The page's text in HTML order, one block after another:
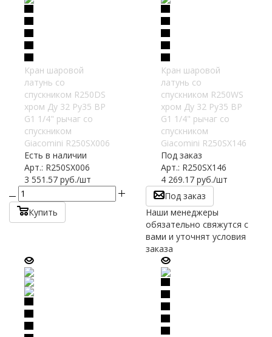
Кран шаровой
латунь со
спускником R250DS
хром Ду 32 Ру35 ВР
G1 1/4" рычаг со
спускником
Giacomini R250SX006
Есть в наличии
Арт.: R250SX006
3 551.57 руб./шт
Купить
Кран шаровой
латунь со
спускником R250WS
хром Ду 32 Ру35 ВР
G1 1/4" рычаг со
спускником
Giacomini R250SX146
Под заказ
Арт.: R250SX146
4 269.17руб./шт
Под заказ
Наши менеджеры
обязательно свяжутся с
вами и уточнят условия
заказа